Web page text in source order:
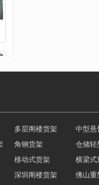
角钢货架
仓储轻
移动式货架
横梁式
深圳阁楼货架
佛山重
仓储货架 重型阁